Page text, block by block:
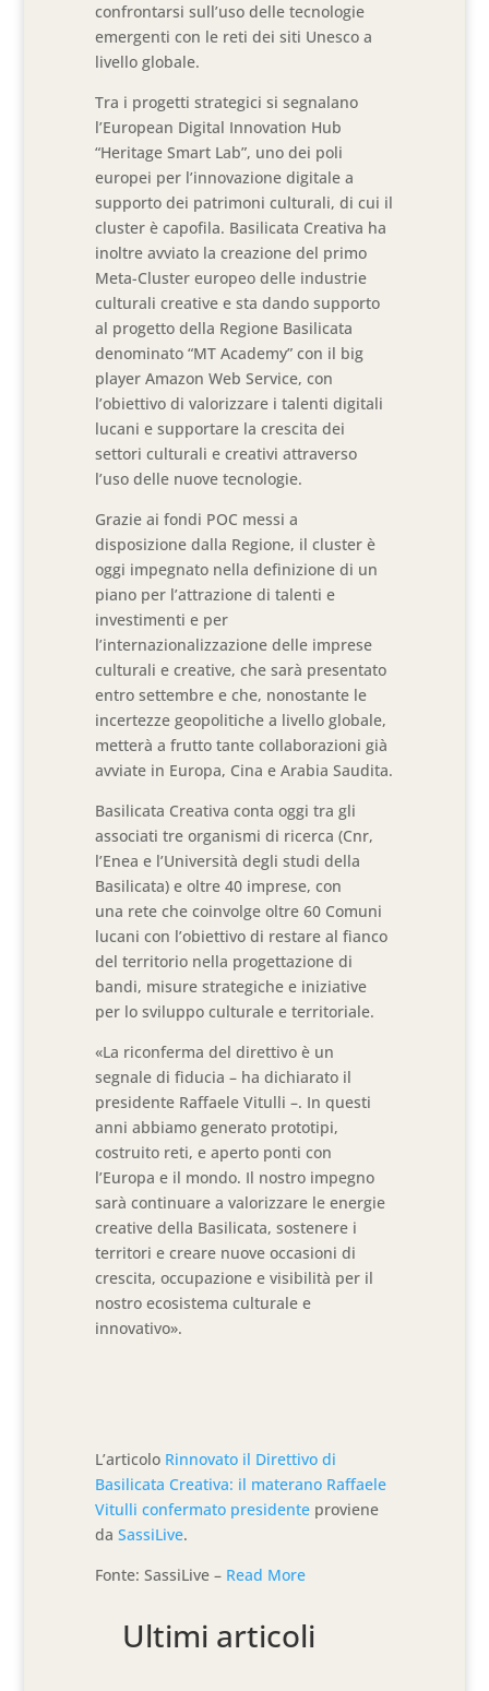
confrontarsi sull’uso delle tecnologie
emergenti con le reti dei siti Unesco a
livello globale.
Tra i progetti strategici si segnalano
l’European Digital Innovation Hub
“Heritage Smart Lab”, uno dei poli
europei per l’innovazione digitale a
supporto dei patrimoni culturali, di cui il
cluster è capofila. Basilicata Creativa ha
inoltre avviato la creazione del primo
Meta-Cluster europeo delle industrie
culturali creative e sta dando supporto
al progetto della Regione Basilicata
denominato “MT Academy” con il big
player Amazon Web Service, con
l’obiettivo di valorizzare i talenti digitali
lucani e supportare la crescita dei
settori culturali e creativi attraverso
l’uso delle nuove tecnologie.
Grazie ai fondi POC messi a
disposizione dalla Regione, il cluster è
oggi impegnato nella definizione di un
piano per l’attrazione di talenti e
investimenti e per
l’internazionalizzazione delle imprese
culturali e creative, che sarà presentato
entro settembre e che, nonostante le
incertezze geopolitiche a livello globale,
metterà a frutto tante collaborazioni già
avviate in Europa, Cina e Arabia Saudita.
Basilicata Creativa conta oggi tra gli
associati tre organismi di ricerca (Cnr,
l’Enea e l’Università degli studi della
Basilicata) e oltre 40 imprese, con
una rete che coinvolge oltre 60 Comuni
lucani con l’obiettivo di restare al fianco
del territorio nella progettazione di
bandi, misure strategiche e iniziative
per lo sviluppo culturale e territoriale.
«La riconferma del direttivo è un
segnale di fiducia – ha dichiarato il
presidente Raffaele Vitulli –. In questi
anni abbiamo generato prototipi,
costruito reti, e aperto ponti con
l’Europa e il mondo. Il nostro impegno
sarà continuare a valorizzare le energie
creative della Basilicata, sostenere i
territori e creare nuove occasioni di
crescita, occupazione e visibilità per il
nostro ecosistema culturale e
innovativo».
L’articolo Rinnovato il Direttivo di
Basilicata Creativa: il materano Raffaele
Vitulli confermato presidente proviene
daSassiLive.
Fonte: SassiLive – Read More
Ultimi articoli